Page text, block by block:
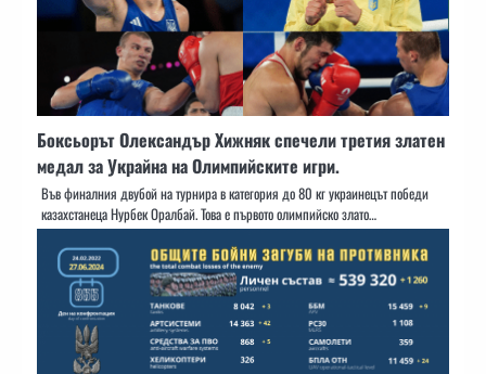
Боксьорът Олександър Хижняк спечели третия златен
медал за Украйна на Олимпийските игри.
Във финалния двубой на турнира в категория до 80 кг украинецът победи
казахстанеца Нурбек Оралбай. Това е първото олимпийско злато…